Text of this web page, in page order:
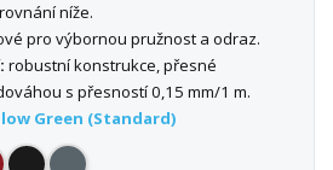
níže.
pro výbornou pružnost a odraz.
robustní konstrukce, přesné
s přesností 0,15 mm/1 m.
Green (Standard)